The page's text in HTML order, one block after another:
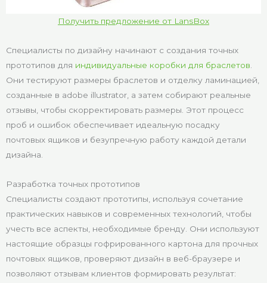
Получить предложение от LansBox
Специалисты по дизайну начинают с создания точных
прототипов для индивидуальные коробки для браслетов
Они тестируют размеры браслетов и отделку ламинацией,
созданные в adobe illustrator, а затем собирают реальные
отзывы, чтобы скорректировать размеры. Этот процесс
проб и ошибок обеспечивает идеальную посадку
почтовых ящиков и безупречную работу каждой детали
дизайна.
Разработка точных прототипов
Специалисты создают прототипы, используя сочетание
практических навыков и современных технологий, чтобы
учесть все аспекты, необходимые бренду. Они используют
настоящие образцы гофрированного картона для прочных
почтовых ящиков, проверяют дизайн в веб-браузере и
позволяют отзывам клиентов формировать результат: